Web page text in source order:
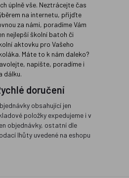
úplně vše. Neztrácejte čas
na internetu, přijďte
za námi, poradíme Vám
nejlepší školní batoh či
aktovku pro Vašeho
Máte to k nám daleko?
napište, poradíme i
dálku.
doručení
obsahující jen
položky expedujeme i v
objednávky, ostatní dle
lhůty uvedené na eshopu